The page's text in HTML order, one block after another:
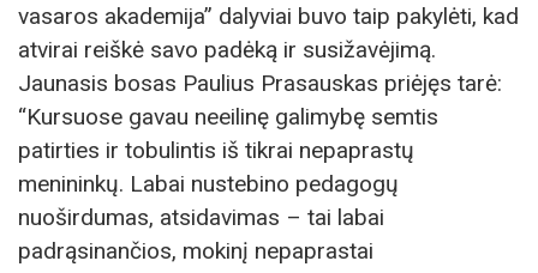
vasaros akademija” dalyviai buvo taip pakylėti, kad
atvirai reiškė savo padėką ir susižavėjimą.
Jaunasis bosas Paulius Prasauskas priėjęs tarė:
“Kursuose gavau neeilinę galimybę semtis
patirties ir tobulintis iš tikrai nepaprastų
menininkų. Labai nustebino pedagogų
nuoširdumas, atsidavimas – tai labai
padrąsinančios, mokinį nepaprastai